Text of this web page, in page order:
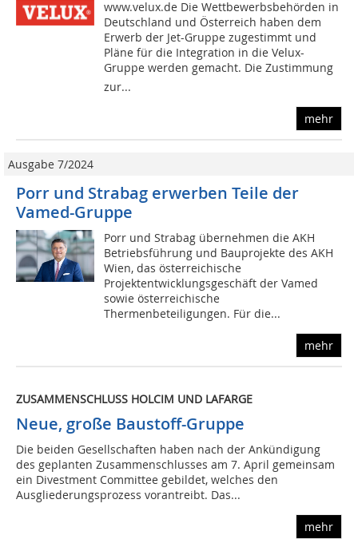
www.velux.de Die Wettbewerbsbehörden in
Deutschland und Österreich haben dem
Erwerb der Jet-Gruppe zugestimmt und
Pläne für die Integration in die Velux-
Gruppe werden gemacht. Die Zustimmung
zur...
mehr
Ausgabe 7/2024
Porr und Strabag erwerben Teile der
Vamed-Gruppe
Porr und Strabag übernehmen die AKH
Betriebsführung und Bauprojekte des AKH
Wien, das österreichische
Projektentwicklungsgeschäft der Vamed
sowie österreichische
Thermenbeteiligungen. Für die...
mehr
ZUSAMMENSCHLUSS HOLCIM UND LAFARGE
Neue, große Baustoff-Gruppe
Die beiden Gesellschaften haben nach der Ankündigung
des geplanten Zusammenschlusses am 7. April gemeinsam
ein Divestment Committee gebildet, welches den
Ausgliederungsprozess vorantreibt. Das...
mehr